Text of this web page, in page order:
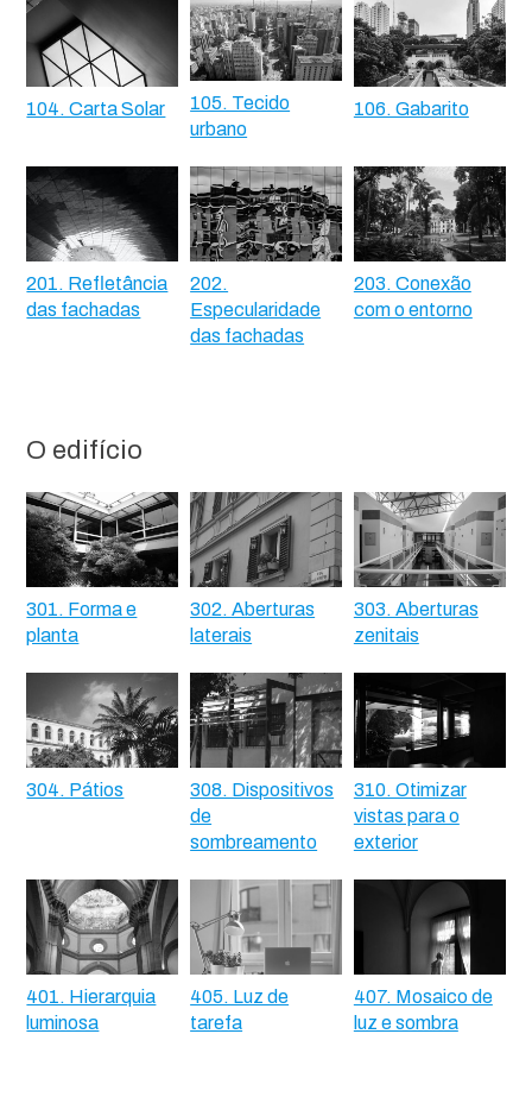
104. Carta Solar
105. Tecido
urbano
106. Gabarito
201. Refletância
das fachadas
202.
Especularidade
das fachadas
203. Conexão
com o entorno
O edifício
301. Forma e
planta
302. Aberturas
laterais
303. Aberturas
zenitais
304. Pátios
308. Dispositivos
de
sombreamento
310. Otimizar
vistas para o
exterior
401. Hierarquia
luminosa
405. Luz de
tarefa
407. Mosaico de
luz e sombra